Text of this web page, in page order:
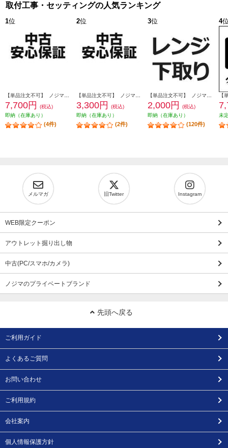
取付工事・セッティングの人気ランキング
1位
7,700円
(税込)
即納（在庫あり）
(4件)
2位
3,300円
(税込)
即納（在庫あり）
(2件)
3位
2,000円
(税込)
即納（在庫あり）
(120件)
4
未
メルマガ 旧Twitter Instagram
WEB限定クーポン
アウトレット掘り出し物
中古(PC/スマホ/カメラ)
ノジマのプライベートブランド
先頭へ戻る
ご利用ガイド
よくあるご質問
お問い合わせ
ご利用規約
会社案内
個人情報保護方針